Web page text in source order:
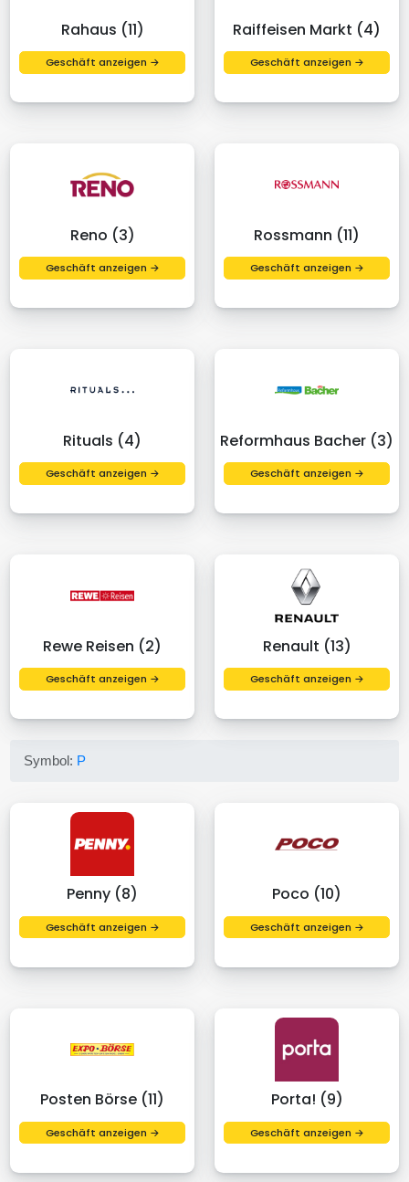
Rahaus (11)
Geschäft anzeigen →
Raiffeisen Markt (4)
Geschäft anzeigen →
Reno (3)
Geschäft anzeigen →
Rossmann (11)
Geschäft anzeigen →
Rituals (4)
Geschäft anzeigen →
Reformhaus Bacher (3)
Geschäft anzeigen →
Rewe Reisen (2)
Geschäft anzeigen →
Renault (13)
Geschäft anzeigen →
Symbol: P
Penny (8)
Geschäft anzeigen →
Poco (10)
Geschäft anzeigen →
Posten Börse (11)
Geschäft anzeigen →
Porta! (9)
Geschäft anzeigen →